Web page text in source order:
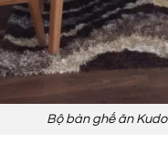
Bộ bàn ghế ăn Kudo